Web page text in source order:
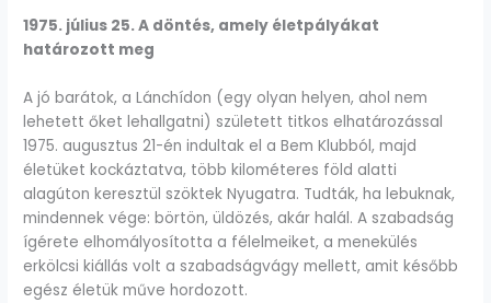
1975. július 25. A döntés, amely életpályákat
határozott meg
A jó barátok, a Lánchídon (egy olyan helyen, ahol nem
lehetett őket lehallgatni) született titkos elhatározással
1975. augusztus 21-én indultak el a Bem Klubból, majd
életüket kockáztatva, több kilométeres föld alatti
alagúton keresztül szöktek Nyugatra. Tudták, ha lebuknak,
mindennek vége: börtön, üldözés, akár halál. A szabadság
ígérete elhomályosította a félelmeiket, a menekülés
erkölcsi kiállás volt a szabadságvágy mellett, amit később
egész életük műve hordozott.